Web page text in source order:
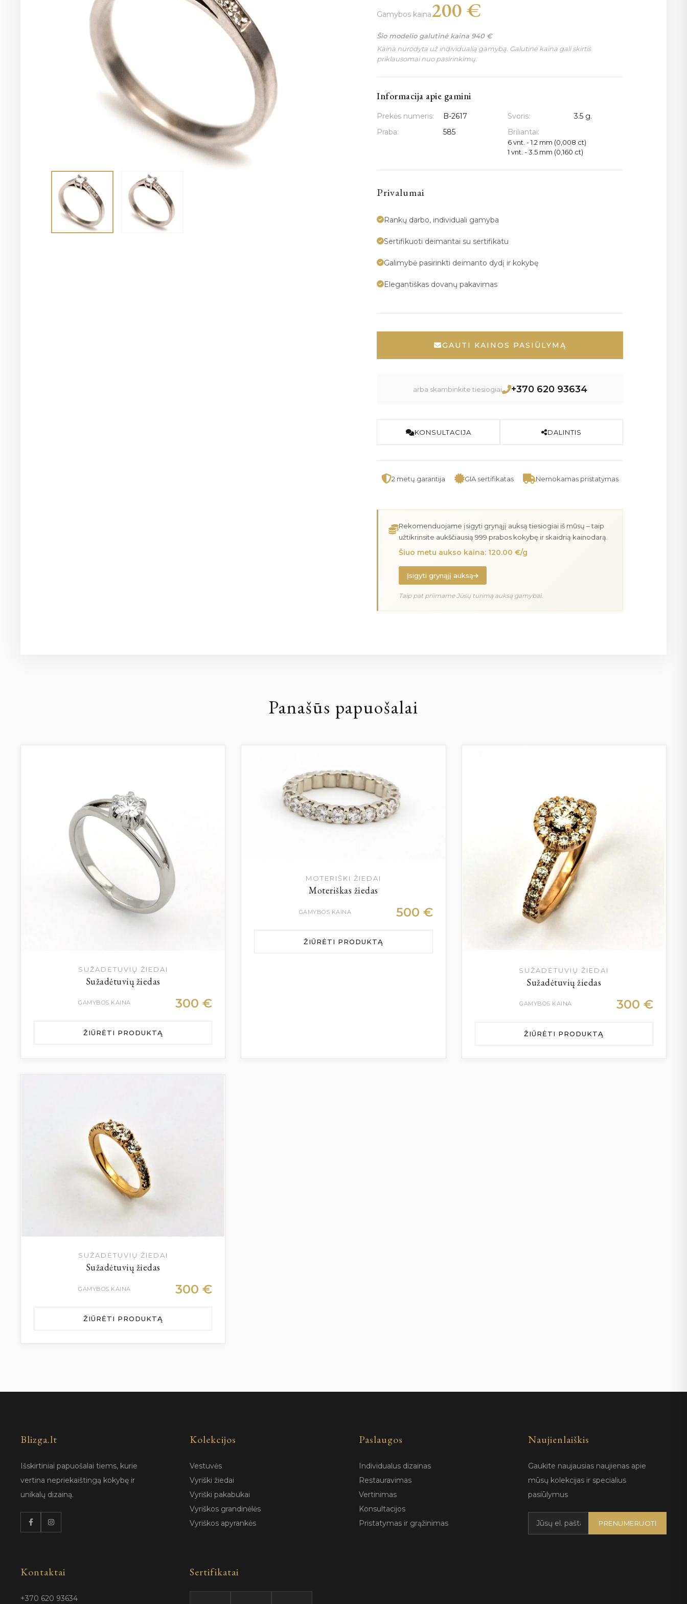
Gamybos kaina200 €
Šio modelio galutinė kaina 940 €
Kaina nurodyta už individualią gamybą. Galutinė kaina gali skirtis
priklausomai nuo pasirinkimų.
Informacija apie gamini
Prekės numeris: B-2617 Svoris:
3.5 g.
Praba:
585 Briliantai:
6 vnt. - 1.2 mm (0,008 ct)
1 vnt. - 3.5 mm (0,160 ct)
Privalumai
Rankų darbo, individuali gamyba
Sertifikuoti deimantai su sertifikatu
Galimybė pasirinkti deimanto dydį ir kokybę
Elegantiškas dovanų pakavimas
GAUTI KAINOS PASIŪLYMĄ
arba skambinkite tiesiogiai +370 620 93634
KONSULTACIJA DALINTIS
2 metų garantija GIA sertifikatas Nemokamas pristatymas
Rekomenduojame įsigyti grynąjį auksą tiesiogiai iš mūsų – taip
užtikrinsite aukščiausią 999 prabos kokybę ir skaidrią kainodarą.
Šiuo metu aukso kaina: 120.00 €/g
Įsigyti grynąjį auksą
Taip pat priimame Jūsų turimą auksą gamybai.
Panašūs papuošalai
SUŽADĖTUVIŲ ŽIEDAI
Sužadėtuvių žiedas
GAMYBOS KAINA 300€
ŽIŪRĖTI PRODUKTĄ
MOTERIŠKI ŽIEDAI
Moteriškas žiedas
GAMYBOS KAINA 500 €
ŽIŪRĖTI PRODUKTĄ
SUŽADĖTUVIŲ ŽIEDAI
Sužadėtuvių žiedas
GAMYBOS KAINA 300 €
ŽIŪRĖTI PRODUKTĄ
SUŽADĖTUVIŲ ŽIEDAI
Sužadėtuvių žiedas
GAMYBOS KAINA 300€
ŽIŪRĖTI PRODUKTĄ
Blizga.lt
Išskirtiniai papuošalai tiems, kurie
vertina nepriekaištingą kokybę ir
unikalų dizainą.
Kolekcijos
Vestuvės
Vyriški žiedai
Vyriški pakabukai
Vyriškos grandinėlės
Vyriškos apyrankės
Paslaugos
Individualus dizainas
Restauravimas
Vertinimas
Konsultacijos
Pristatymas ir grąžinimas
Naujienlaiškis
Gaukite naujausias naujienas apie
mūsų kolekcijas ir specialius
pasiūlymus
PRENUMERUOTI
Kontaktai
+370 620 93634
Sertifikatai